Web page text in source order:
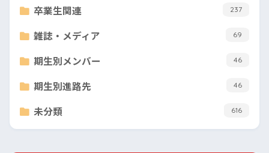
卒業生関連 237
雑誌・メディア 69
期生別メンバー 46
期生別進路先 46
未分類 616